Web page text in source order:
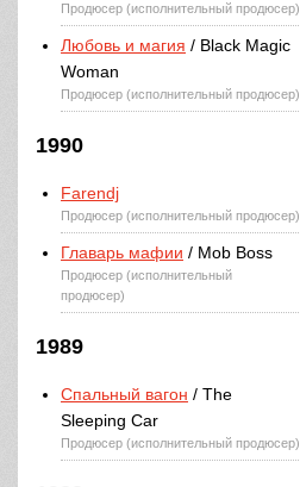
Продюсер (исполнительный продюсер)
Любовь и магия / Black Magic
Woman
Продюсер (исполнительный продюсер)
1990
Farendj
Продюсер (исполнительный продюсер)
Главарь мафии / Mob Boss
Продюсер (исполнительный
продюсер)
1989
Спальный вагон / The
Sleeping Car
Продюсер (исполнительный продюсер)